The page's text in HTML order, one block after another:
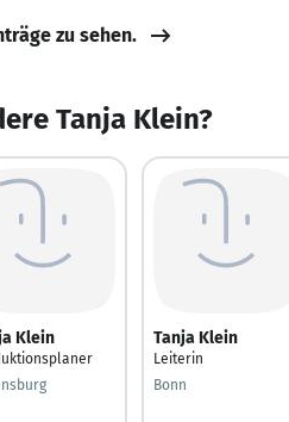
zu sehen.
Tanja Klein?
Klein Tanja Klein
Leiterin
Bonn